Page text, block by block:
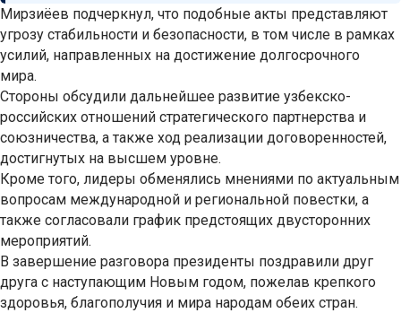
Мирзиёев подчеркнул, что подобные акты представляют
угрозу стабильности и безопасности, в том числе в рамках
усилий, направленных на достижение долгосрочного
мира.
Стороны обсудили дальнейшее развитие узбекско-
российских отношений стратегического партнерства и
союзничества, а также ход реализации договоренностей,
достигнутых на высшем уровне.
Кроме того, лидеры обменялись мнениями по актуальным
вопросам международной и региональной повестки, а
также согласовали график предстоящих двусторонних
мероприятий.
В завершение разговора президенты поздравили друг
друга с наступающим Новым годом, пожелав крепкого
здоровья, благополучия и мира народам обеих стран.